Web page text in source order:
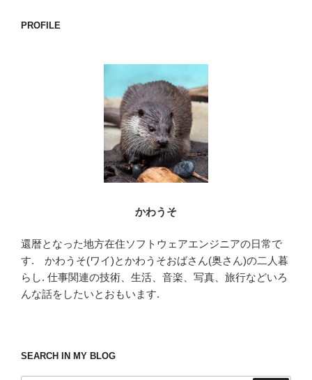
e
PROFILE
かわうそ
還暦となった地方在住ソフトウェアエンジニアの日常で
す. かわうそ(ワイ)とかわうそおばさん(奥さん)の二人暮
らし. 仕事関連の技術、生活、音楽、写真、旅行などいろ
んな話をしたいとおもいます.
SEARCH IN MY BLOG